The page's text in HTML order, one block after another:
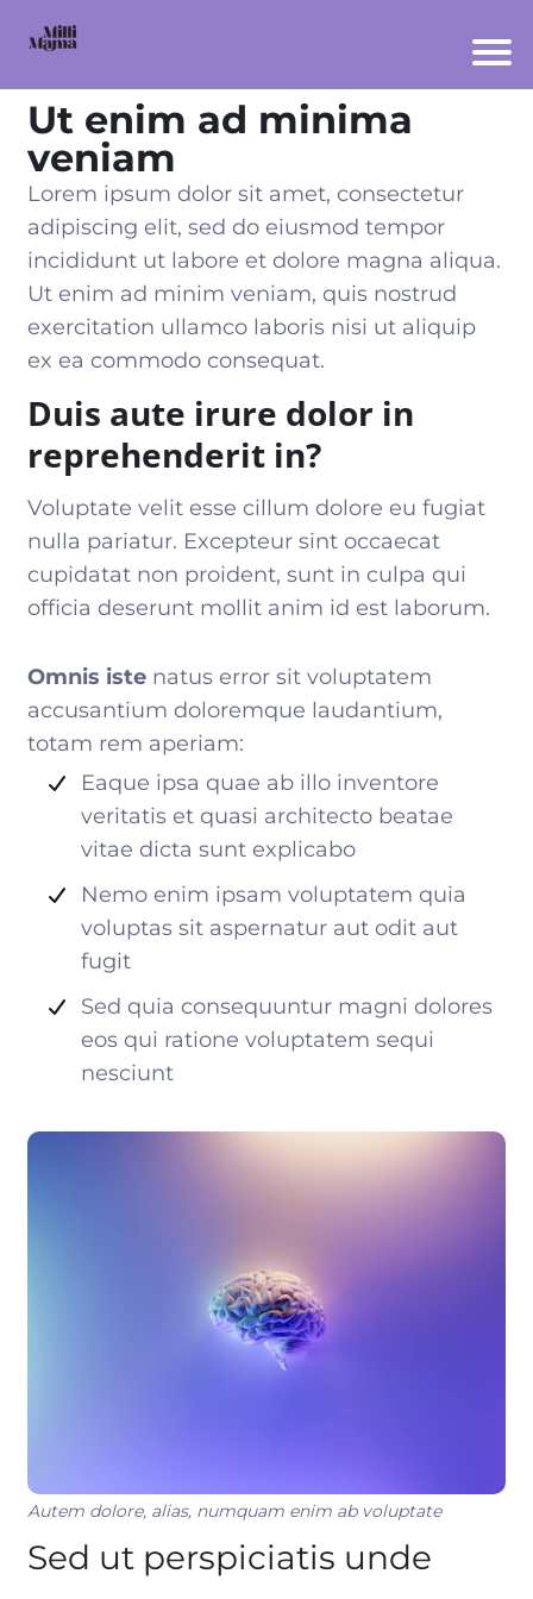
Ut enim ad minima
veniam
Lorem ipsum dolor sit amet, consectetur
adipiscing elit, sed do eiusmod tempor
incididunt ut labore et dolore magna aliqua.
Ut enim ad minim veniam, quis nostrud
exercitation ullamco laboris nisi ut aliquip
ex ea commodo consequat.
Duis aute irure dolor in
reprehenderit in?
Voluptate velit esse cillum dolore eu fugiat
nulla pariatur. Excepteur sint occaecat
cupidatat non proident, sunt in culpa qui
officia deserunt mollit anim id est laborum.
Omnis iste natus error sit voluptatem
accusantium doloremque laudantium,
totam rem aperiam:
Eaque ipsa quae ab illo inventore
veritatis et quasi architecto beatae
vitae dicta sunt explicabo
Nemo enim ipsam voluptatem quia
voluptas sit aspernatur aut odit aut
fugit
Sed quia consequuntur magni dolores
eos qui ratione voluptatem sequi
nesciunt
Autem dolore, alias, numquam enim ab voluptate
Sed ut perspiciatis unde